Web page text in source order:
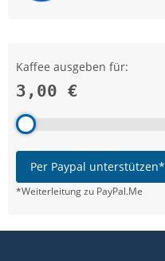
Kaffee ausgeben für:
3,00 €
Per Paypal unterstützen*
*Weiterleitung zu PayPal.Me